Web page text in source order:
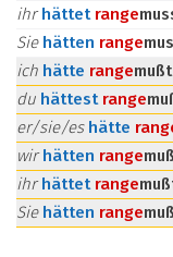
ihrhättet range
Sie hätten range
ich hätte rangemußt
du hättest range
er/sie/es hätte ran
wirhätten range
ihrhättet range
Sie hätten range